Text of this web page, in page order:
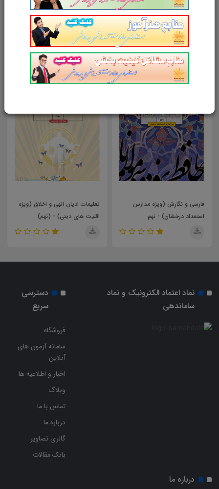
ارسال دیدگاه انصراف
محصولات مرتبط
و نگارش (ویژه مدارس
درخشان) - نهم
تعلیمات ادیان الهی و اخلاق (ویژه
اقلیت های دینی) - (نهم)
نماد اعتماد الکترونیک و نماد
ساماندهی
دسترسی
سریع
فروشگاه
سامانه آزمون های
آنلاین
اخبار و اطلاعیه ها
وبلاگ
تماس با ما
درباره ما
گالری تصاویر
بانک مقالات
درباره ما